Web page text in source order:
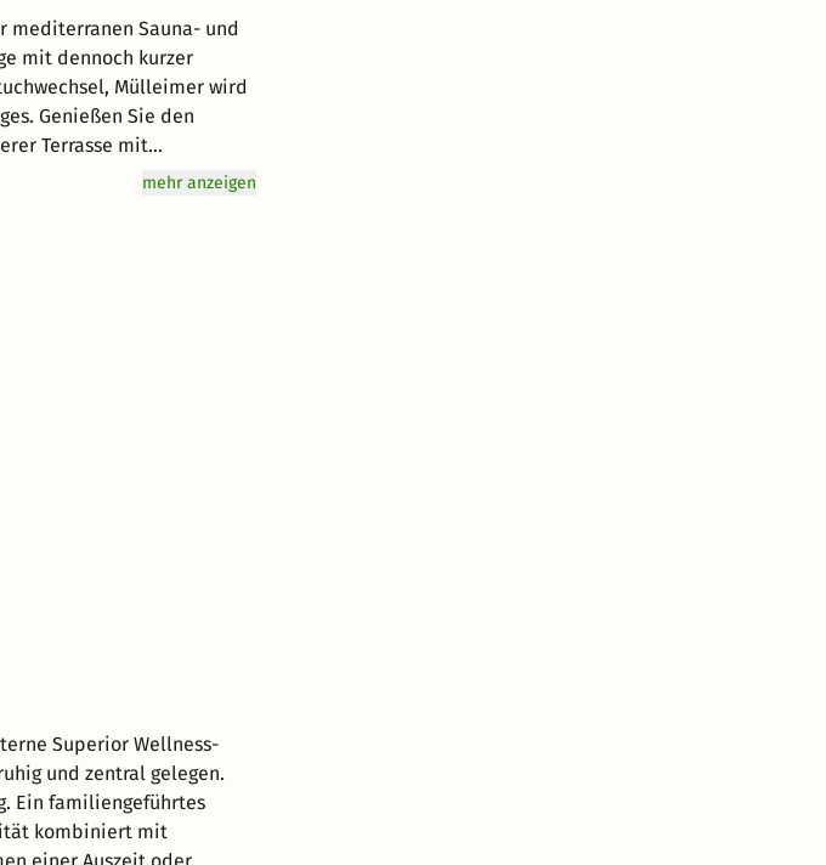
mediterranen Sauna- und
Mülleimer wird
Terrasse mit
einer Wanderung oder
p. Pers. sowie
Nächte urlauben und nur
mehr anzeigen
und zentral gelegen.
kombiniert mit